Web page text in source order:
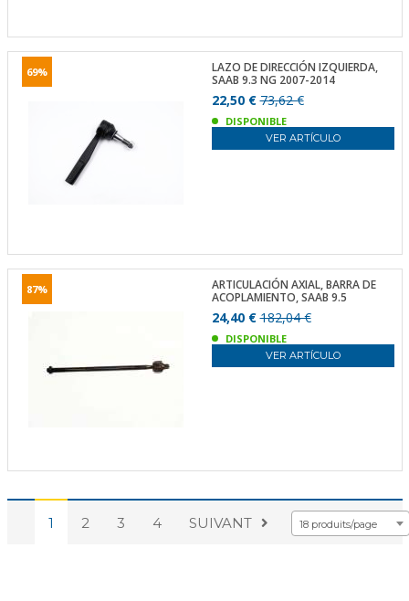
69%
LAZO DE DIRECCIÓN IZQUIERDA,
SAAB 9.3 NG 2007-2014
22,50 €73,62 €
DISPONIBLE
VER ARTÍCULO
87%
ARTICULACIÓN AXIAL, BARRA DE
ACOPLAMIENTO, SAAB 9.5
24,40 €182,04 €
DISPONIBLE
VER ARTÍCULO
1 2 3 4 SUIVANT 18 produits/page